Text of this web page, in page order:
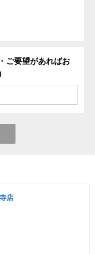
ご要望があればお
店